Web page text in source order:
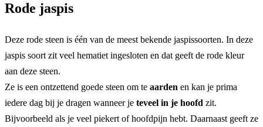
Rode jaspis
Deze rode steen is één van de meest bekende jaspissoorten. In deze
jaspis soort zit veel hematiet ingesloten en dat geeft de rode kleur
aan deze steen.
Ze is een ontzettend goede steen om te aarden en kan je prima
iedere dag bij je dragen wanneer je teveel in je hoofd zit.
Bijvoorbeeld als je veel piekert of hoofdpijn hebt. Daarnaast geeft ze